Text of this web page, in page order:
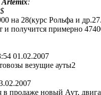
Artemix:
на 28(курс Рольфа и
и получится примерно
01.02.2007
везущие ауты2
в продаже новый Аут,